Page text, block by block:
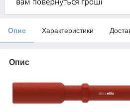
Опис Характеристики
Опис